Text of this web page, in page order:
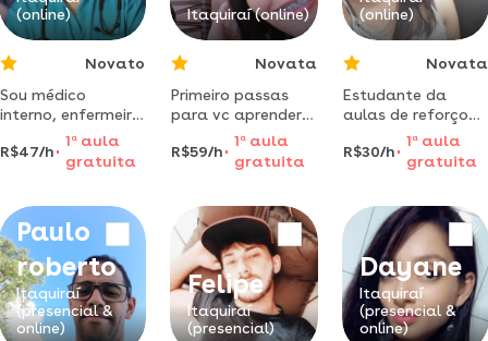
(online)
Novato
Sou médico
interno, enfermeiro
e mestre em saúde
da família, dou
sus, sae, doenças
crônicas não
transmissíveis e
doenças
transmissíveis,
bem como áreas
clínicas.
R$47/h
1 aaula
gratuita
Itaquiraí (online)
Novata
Primeiro passas
para vc aprender
a toca violão em
menos de um anos
R$59/h
1 a aula
gratuita
(online)
Novata
Estudante da
aulas de reforço
principalmente
para tarefas de
tem dificuldade
em absorver
conteúdos.
R$30/h
1 aaula
gratuita
Paulo
roberto
Itaquiraí
(presencial &
online)
Felipe
Itaquiraí
(presencial)
Dayane
Itaquiraí
(presencial &
online)